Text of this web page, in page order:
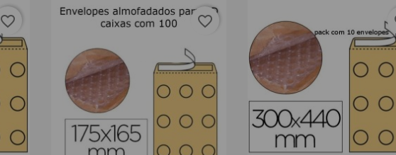
favorite_border favorite_border